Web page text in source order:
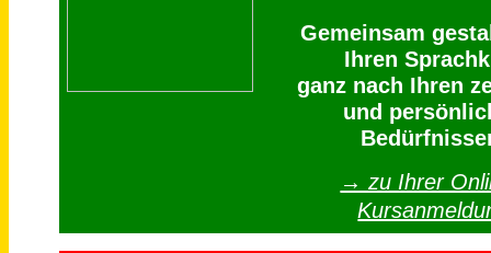
Gemeinsam
Ihren
ganz nach Ihren
und
→ zu Ihrer